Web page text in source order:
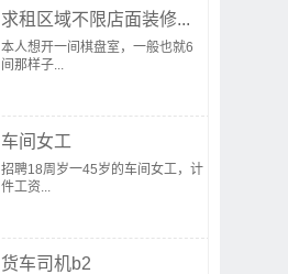
求租区域不限店面装修...
本人想开一间棋盘室，一般也就6
间那样子...
车间女工
招聘18周岁一45岁的车间女工，计
件工资...
货车司机b2